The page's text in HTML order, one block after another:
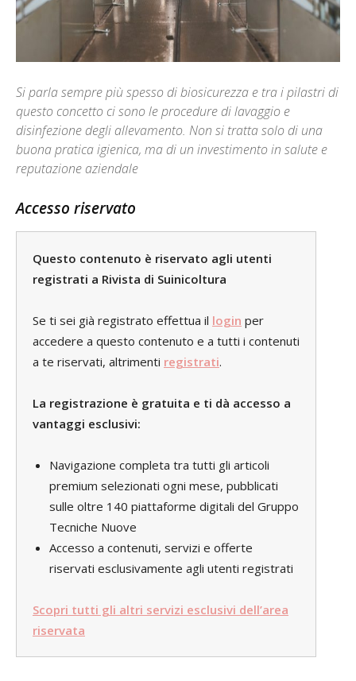
Si parla sempre più spesso di biosicurezza e tra i pilastri di
questo concetto ci sono le procedure di lavaggio e
disinfezione degli allevamento. Non si tratta solo di una
buona pratica igienica, ma di un investimento in salute e
reputazione aziendale
Accesso riservato
Questo contenuto è riservato agli utenti
registrati a Rivista di Suinicoltura
Se ti sei già registrato effettua il login per
accedere a questo contenuto e a tutti i contenuti
a te riservati, altrimenti registrati.
La registrazione è gratuita e ti dà accesso a
vantaggi esclusivi:
Navigazione completa tra tutti gli articoli
premium selezionati ogni mese, pubblicati
sulle oltre 140 piattaforme digitali del Gruppo
Tecniche Nuove
Accesso a contenuti, servizi e offerte
riservati esclusivamente agli utenti registrati
Scopri tutti gli altri servizi esclusivi dell’area
riservata